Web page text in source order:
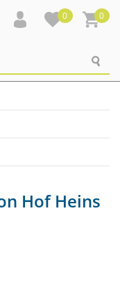
0 0
Hof Heins